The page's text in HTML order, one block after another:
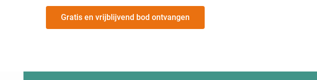
Huis verkopen aan vastgoedmaatschappij
Huis verkopen aan vastgoedmakelaar
Huis verkopen aan ouders
Gratis en vrijblijvend bod ontvangen